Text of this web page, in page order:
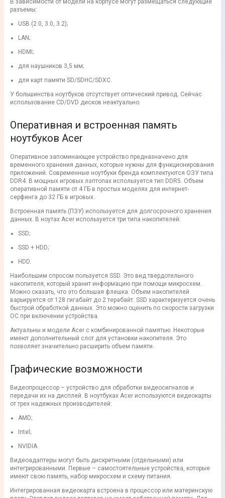
В зависимости от модели на корпусе могут размещаться следующие
разъемы:
USB (2.0, 3.0, 3.2);
LAN;
HDMI;
для наушников 3,5 мм;
для карт памяти SD/SDHC/SDXC.
У большинства ноутбуков отсутствует оптический привод. Сейчас
использование CD/DVD дисков неактуально.
Оперативная и встроенная память
ноутбуков Acer
Оперативное запоминающее устройство предназначено для
временного хранения данных, которые нужны для функционирования
приложений. Современные ноутбуки бренда комплектуются ОЗУ типа
DDR4. В мощных игровых лэптопах используется тип DDR5. Объем
оперативной памяти от 4 ГБ в простых моделях для интернет-
серфинга до 32 ГБ в игровых.
Встроенная память (ПЗУ) используется для долгосрочного хранения
данных. В ноутах Acer используется три типа накопителей:
SSD;
SSD + HDD;
HDD.
Наибольшим спросом пользуется SSD. Это вид твердотельного
накопителя, который хранит информацию при помощи микросхем.
Можно сказать, что это большая флешка. Объем накопителей
варьируется от 128 гигабайт до 2 терабайт. SSD характеризуется очень
быстрой обработкой данных. Это можно оценить по скорости загрузки
ОС при включении устройства.
Актуальны и модели Acer с комбинированной памятью. Некоторые
имеют дополнительный слот для установки накопителя. Это
позволяет значительно расширить объем памяти.
Графические возможности
Видеопроцессор – устройство для обработки видеосигналов и
передачи их на дисплей. В ноутбуках Acer используются видеокарты
от трех надежных производителей:
AMD;
Intel;
NVIDIA.
Видеоадаптеры могут быть дискретными (отдельными) или
интегрированными. Первые – самостоятельные устройства, которые
имеют свою память, набор микросхем и схему питания.
Интегрированная видеокарта встроена в процессор или материнскую